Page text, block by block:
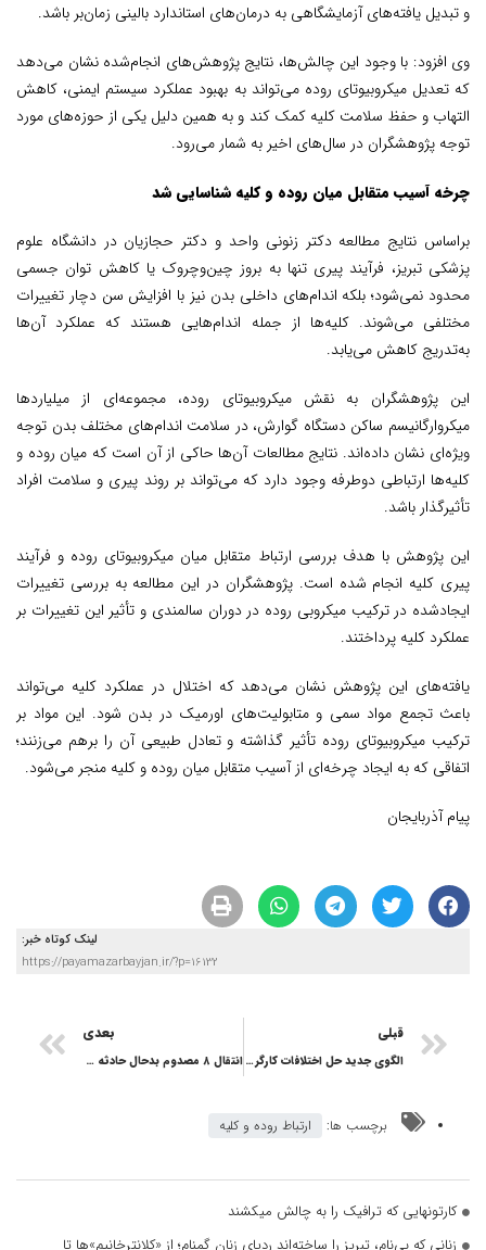
و تبدیل یافته‌های آزمایشگاهی به درمان‌های استاندارد بالینی زمان‌بر باشد.
وی افزود: با وجود این چالش‌ها، نتایج پژوهش‌های انجام‌شده نشان می‌دهد
که تعدیل میکروبیوتای روده می‌تواند به بهبود عملکرد سیستم ایمنی، کاهش
التهاب و حفظ سلامت کلیه کمک کند و به همین دلیل یکی از حوزه‌های مورد
توجه پژوهشگران در سال‌های اخیر به شمار می‌رود.
چرخه آسیب متقابل میان روده و کلیه شناسایی شد
براساس نتایج مطالعه دکتر زنونی واحد و دکتر حجازیان در دانشگاه علوم
پزشکی تبریز، فرآیند پیری تنها به بروز چین‌وچروک یا کاهش توان جسمی
محدود نمی‌شود؛ بلکه اندام‌های داخلی بدن نیز با افزایش سن دچار تغییرات
مختلفی می‌شوند. کلیه‌ها از جمله اندام‌هایی هستند که عملکرد آن‌ها
به‌تدریج کاهش می‌یابد.
این پژوهشگران به نقش میکروبیوتای روده، مجموعه‌ای از میلیاردها
میکروارگانیسم ساکن دستگاه گوارش، در سلامت اندام‌های مختلف بدن توجه
ویژه‌ای نشان داده‌اند. نتایج مطالعات آن‌ها حاکی از آن است که میان روده و
کلیه‌ها ارتباطی دوطرفه وجود دارد که می‌تواند بر روند پیری و سلامت افراد
تأثیرگذار باشد.
این پژوهش با هدف بررسی ارتباط متقابل میان میکروبیوتای روده و فرآیند
پیری کلیه انجام شده است. پژوهشگران در این مطالعه به بررسی تغییرات
ایجادشده در ترکیب میکروبی روده در دوران سالمندی و تأثیر این تغییرات بر
عملکرد کلیه پرداختند.
یافته‌های این پژوهش نشان می‌دهد که اختلال در عملکرد کلیه می‌تواند
باعث تجمع مواد سمی و متابولیت‌های اورمیک در بدن شود. این مواد بر
ترکیب میکروبیوتای روده تأثیر گذاشته و تعادل طبیعی آن را برهم می‌زنند؛
اتفاقی که به ایجاد چرخه‌ای از آسیب متقابل میان روده و کلیه منجر می‌شود.
پیام آذربایجان
لینک کوتاه خبر:
https://payamazarbayjan.ir/?p=16132
قبلی
الگوی جدید حل اختلافات کارگری و کارفرمایی از آذربایجان شرقی کلید خورد
بعدی
انتقال ۸ مصدوم بدحال حادثه واژگونی مینی‌بوس چاراویماق به تبریز
برچسب ها: ارتباط روده و کلیه
کارتونهایی که ترافیک را به چالش میکشند